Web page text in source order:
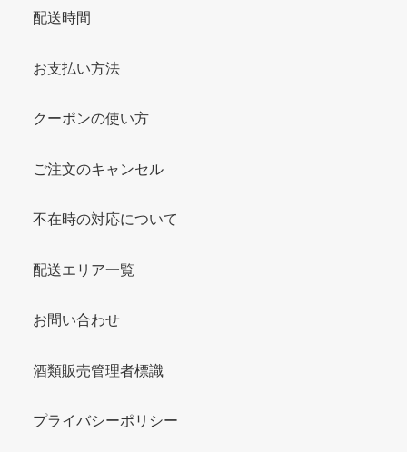
配送時間
お支払い方法
クーポンの使い方
ご注文のキャンセル
不在時の対応について
配送エリア一覧
お問い合わせ
酒類販売管理者標識
プライバシーポリシー